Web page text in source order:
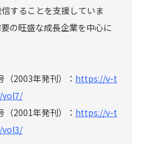
することを支援していま
の旺盛な成長企業を中心に
2003年発刊）： https://v-t
vol7/
2001年発刊）： https://v-t
vol3/